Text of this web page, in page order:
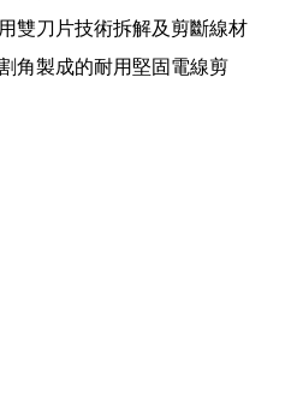
雙刀片技術拆解及剪斷線材
角製成的耐用堅固電線剪